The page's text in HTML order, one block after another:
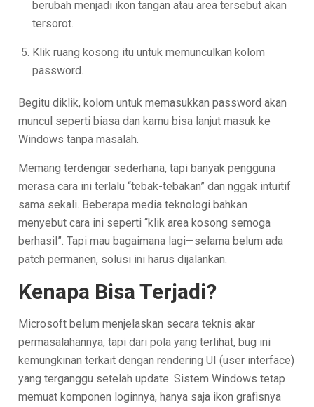
berubah menjadi ikon tangan atau area tersebut akan
tersorot.
Klik ruang kosong itu untuk memunculkan kolom
password.
Begitu diklik, kolom untuk memasukkan password akan
muncul seperti biasa dan kamu bisa lanjut masuk ke
Windows tanpa masalah.
Memang terdengar sederhana, tapi banyak pengguna
merasa cara ini terlalu “tebak-tebakan” dan nggak intuitif
sama sekali. Beberapa media teknologi bahkan
menyebut cara ini seperti “klik area kosong semoga
berhasil”. Tapi mau bagaimana lagi—selama belum ada
patch permanen, solusi ini harus dijalankan.
Kenapa Bisa Terjadi?
Microsoft belum menjelaskan secara teknis akar
permasalahannya, tapi dari pola yang terlihat, bug ini
kemungkinan terkait dengan rendering UI (user interface)
yang terganggu setelah update. Sistem Windows tetap
memuat komponen loginnya, hanya saja ikon grafisnya